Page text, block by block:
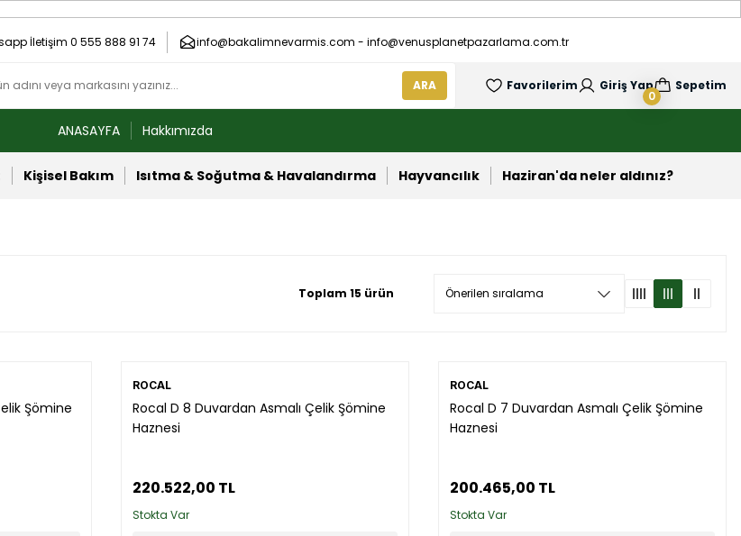
İletişim 0 555 888 91 74 info@bakalimnevarmis.com - info@venusplanetpazarlama.com.tr
ARA Favorilerim Giriş Yap Sepetim
0
ANASAYFA Hakkımızda
Kişisel Bakım Isıtma & Soğutma & Havalandırma Hayvancılık Haziran'da neler aldınız?
Toplam 15 ürün
Şömine
ROCAL
Rocal D 8 Duvardan Asmalı Çelik Şömine
Haznesi
220.522,00 TL
Stokta Var
ROCAL
Rocal D 7 Duvardan Asmalı Çelik Şömine
Haznesi
200.465,00 TL
Stokta Var